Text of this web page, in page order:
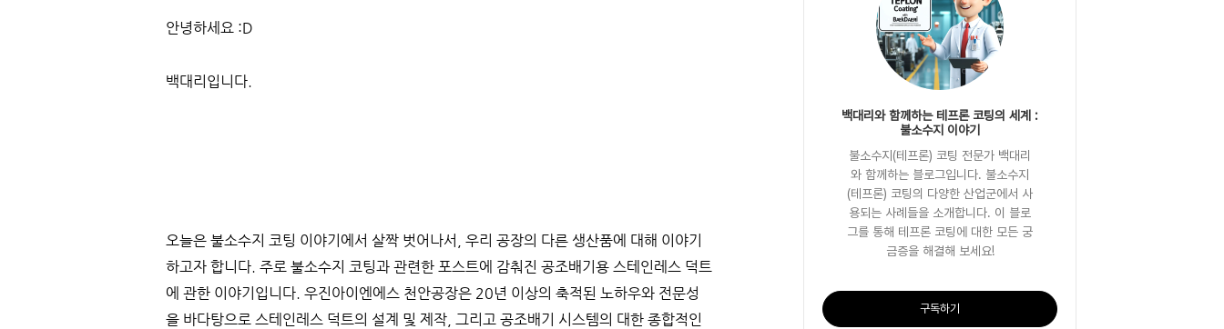
안녕하세요 :D
백대리입니다.
오늘은 불소수지 코팅 이야기에서 살짝 벗어나서, 우리 공장의 다른 생산품에 대해 이야기
하고자 합니다. 주로 불소수지 코팅과 관련한 포스트에 감춰진 공조배기용 스테인레스 덕트
에 관한 이야기입니다. 우진아이엔에스 천안공장은 20년 이상의 축적된 노하우와 전문성
을 바다탕으로 스테인레스 덕트의 설계 및 제작, 그리고 공조배기 시스템의 대한 종합적인
백대리와 함께하는 테프론 코팅의 세계 :
불소수지 이야기
불소수지(테프론) 코팅 전문가 백대리
와 함께하는 블로그입니다. 불소수지
(테프론) 코팅의 다양한 산업군에서 사
용되는 사례들을 소개합니다. 이 블로
그를 통해 테프론 코팅에 대한 모든 궁
금증을 해결해 보세요!
구독하기